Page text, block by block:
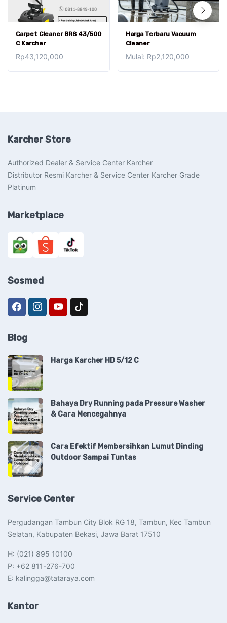
Carpet Cleaner BRS 43/500
C Karcher
Rp43,120,000
produk
Harga Terbaru Vacuum
Cleaner
Mulai: Rp2,120,000
diambil
di
Karcher Store
Authorized Dealer & Service Center Karcher
Distributor Resmi Karcher & Service Center Karcher Grade
Platinum
Marketplace
Sosmed
Blog
Harga Karcher HD 5/12 C
Bahaya Dry Running pada Pressure Washer
& Cara Mencegahnya
Cara Efektif Membersihkan Lumut Dinding
Outdoor Sampai Tuntas
Service Center
Pergudangan Tambun City Blok RG 18, Tambun, Kec Tambun
Selatan, Kabupaten Bekasi, Jawa Barat 17510​
H: (021) 895 10100
P: +62 811-276-700
E: kalingga@tataraya.com
Kantor